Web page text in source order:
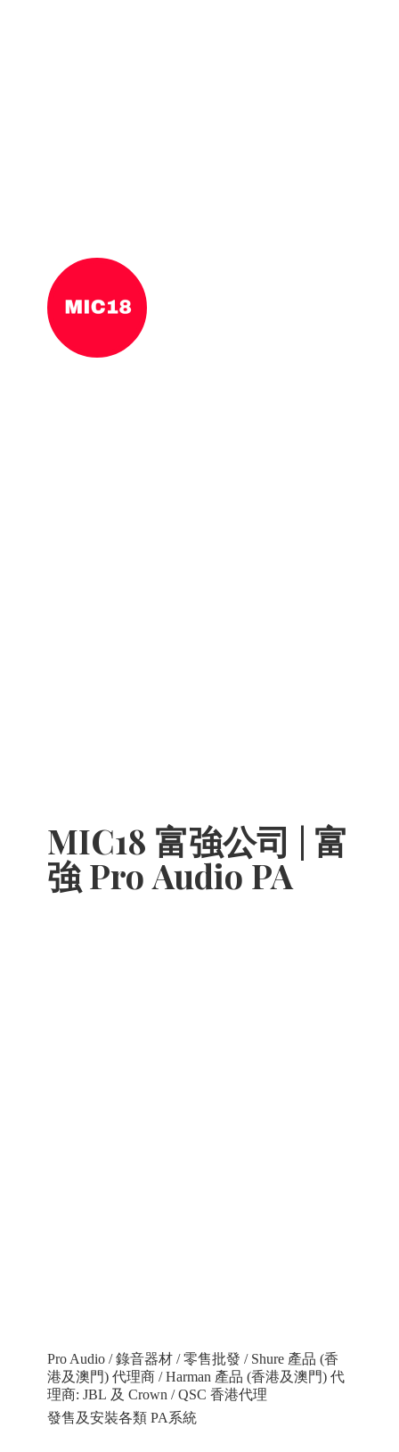
MIC18 富強公司 | 富
強 Pro Audio PA
Pro Audio / 錄音器材 / 零售批發 / Shure 產品 (香
港及澳門) 代理商 / Harman 產品 (香港及澳門) 代
理商: JBL 及 Crown / QSC 香港代理
發售及安裝各類 PA系統